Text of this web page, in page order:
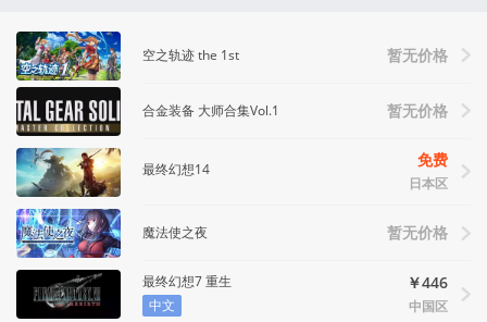
空之轨迹 the 1st 暂无价格
合金装备 大师合集Vol.1 暂无价格
最终幻想14 免费
日本区
魔法使之夜 暂无价格
最终幻想7 重生
中文
￥446
中国区